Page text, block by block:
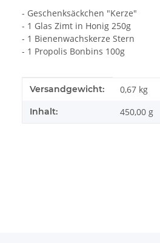
- Geschenksäckchen "Kerze"
- 1 Glas Zimt in Honig 250g
- 1 Bienenwachskerze Stern
- 1 Propolis Bonbins 100g
Produkteigenschaft
Wert
Versandgewicht: 0,67 kg
Inhalt: 450,00 g